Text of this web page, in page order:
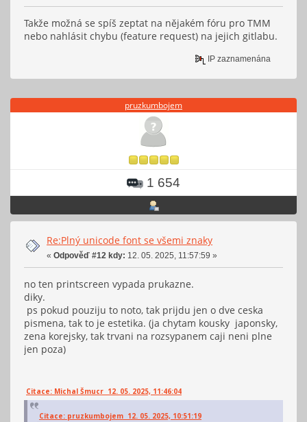
Takže možná se spíš zeptat na nějakém fóru pro TMM
nebo nahlásit chybu (feature request) na jejich gitlabu.
IP zaznamenána
pruzkumbojem
1 654
Re:Plný unicode font se všemi znaky
« Odpověď #12 kdy: 12. 05. 2025, 11:57:59 »
no ten printscreen vypada prukazne.
diky.
ps pokud pouziju to noto, tak prijdu jen o dve ceska
pismena, tak to je estetika. (ja chytam kousky japonsky,
zena korejsky, tak trvani na rozsypanem caji neni plne
jen poza)
Citace: Michal Šmucr 12. 05. 2025, 11:46:04
Citace: pruzkumbojem 12. 05. 2025, 10:51:19